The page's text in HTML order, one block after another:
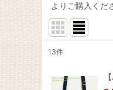
よりご購入くだ
13件